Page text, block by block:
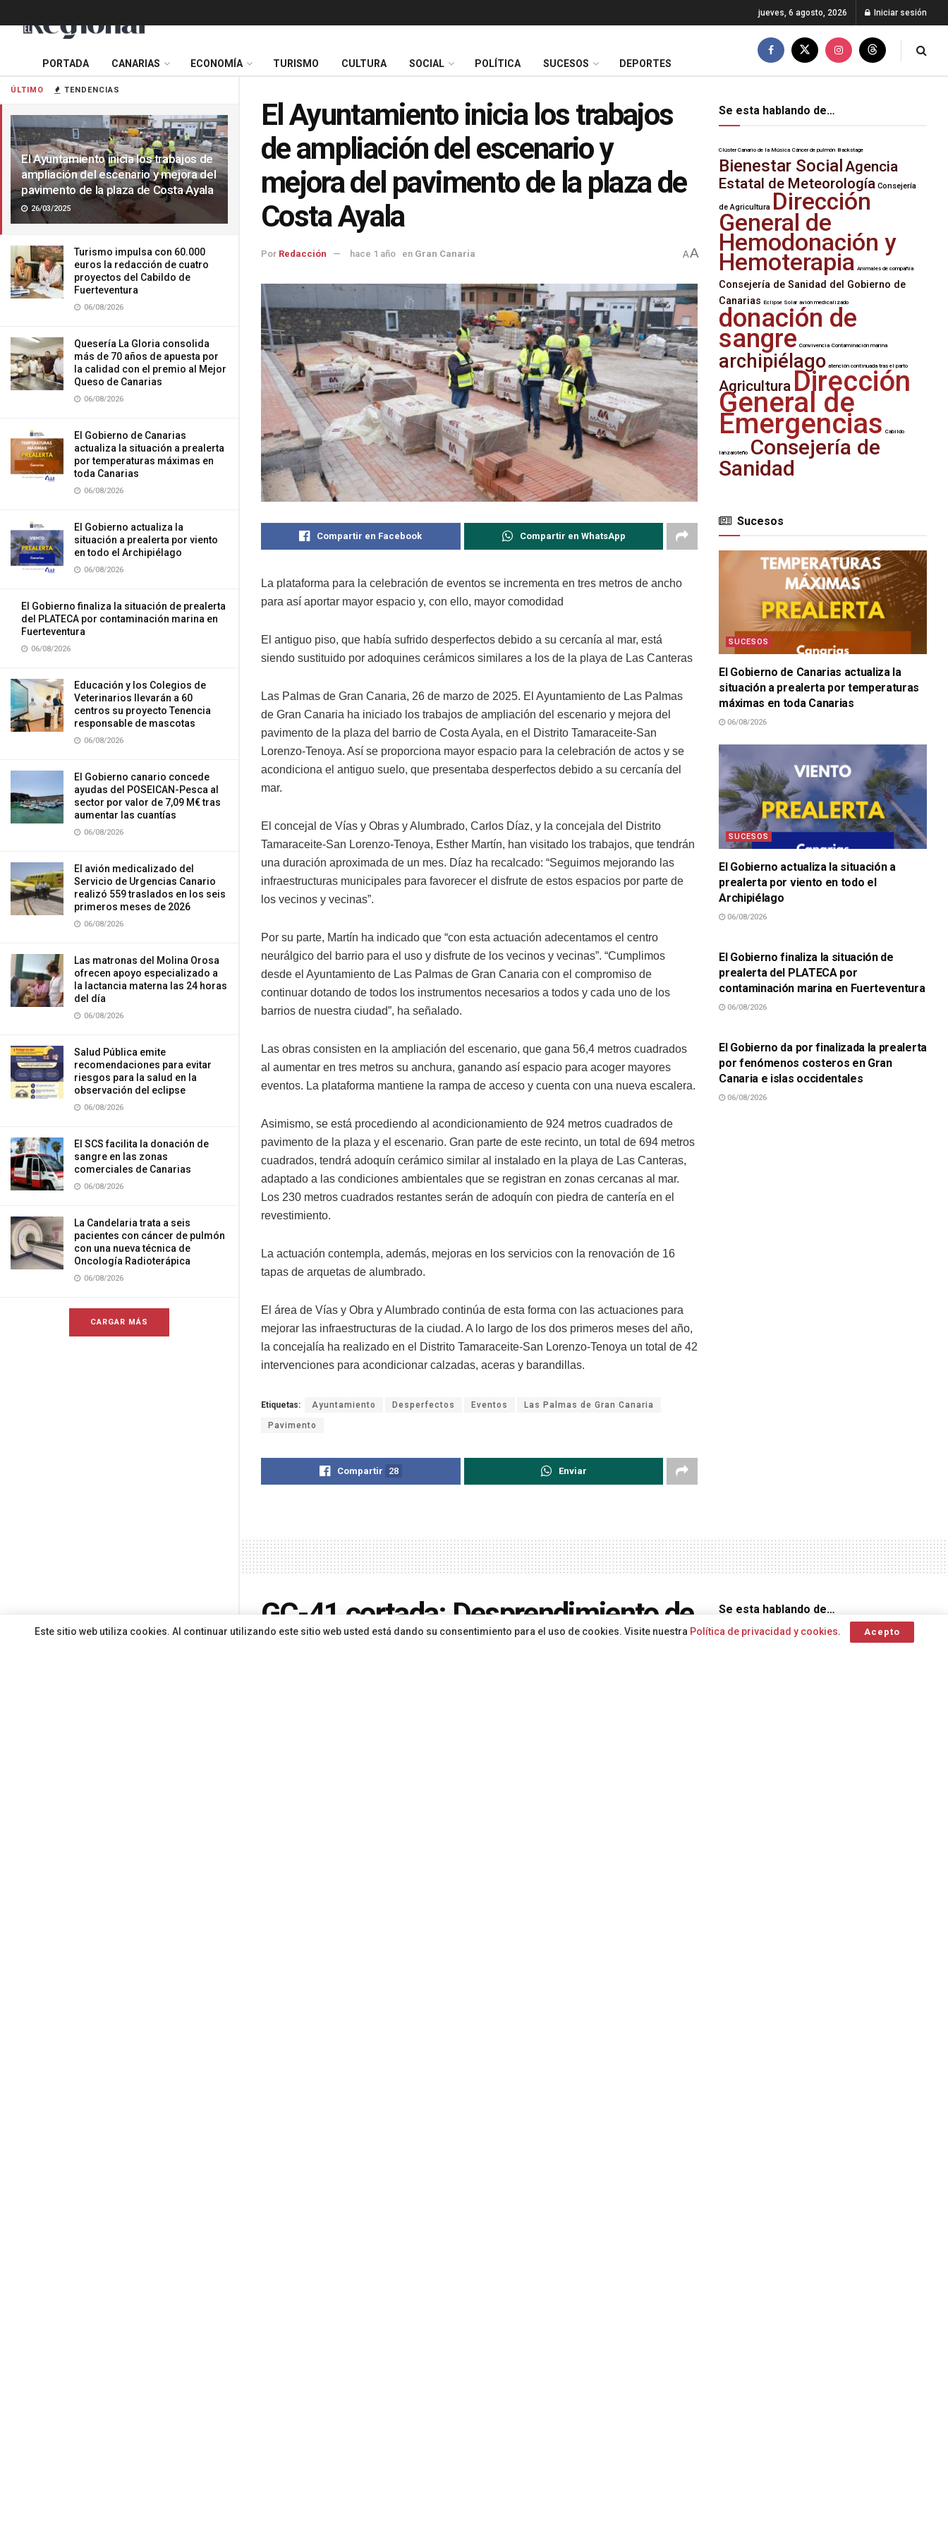
ÚLTIMO TENDENCIAS
El Ayuntamiento inicia los trabajos de
ampliación del escenario y mejora del
pavimento de la plaza de Costa Ayala
26/03/2025
Turismo impulsa con 60.000
euros la redacción de cuatro
proyectos del Cabildo de
Fuerteventura
06/08/2026
Quesería La Gloria consolida
más de 70 años de apuesta por
la calidad con el premio al Mejor
Queso de Canarias
06/08/2026
El Gobierno de Canarias
actualiza la situación a prealerta
por temperaturas máximas en
toda Canarias
06/08/2026
El Gobierno actualiza la
situación a prealerta por viento
en todo el Archipiélago
06/08/2026
El Gobierno finaliza la situación de prealerta
del PLATECA por contaminación marina en
Fuerteventura
06/08/2026
Educación y los Colegios de
Veterinarios llevarán a 60
centros su proyecto Tenencia
responsable de mascotas
06/08/2026
El Gobierno canario concede
ayudas del POSEICAN-Pesca al
sector por valor de 7,09 M€ tras
aumentar las cuantías
06/08/2026
El avión medicalizado del
Servicio de Urgencias Canario
realizó 559 traslados en los seis
primeros meses de 2026
06/08/2026
Las matronas del Molina Orosa
ofrecen apoyo especializado a
la lactancia materna las 24 horas
del día
06/08/2026
Salud Pública emite
recomendaciones para evitar
riesgos para la salud en la
observación del eclipse
06/08/2026
El SCS facilita la donación de
sangre en las zonas
comerciales de Canarias
06/08/2026
La Candelaria trata a seis
pacientes con cáncer de pulmón
con una nueva técnica de
Oncología Radioterápica
06/08/2026
CARGAR MÁS
jueves, 6 agosto, 2026 Iniciar sesión
PORTADA CANARIAS ECONOMÍA TURISMO CULTURA SOCIAL POLÍTICA SUCESOS DEPORTES
El Ayuntamiento inicia los trabajos
de ampliación del escenario y
mejora del pavimento de la plaza de
Costa Ayala
Por Redacción hace 1 año en Gran Canaria AA
Compartir en Facebook Compartir en WhatsApp
La plataforma para la celebración de eventos se incrementa en tres metros de ancho
para así aportar mayor espacio y, con ello, mayor comodidad
El antiguo piso, que había sufrido desperfectos debido a su cercanía al mar, está
siendo sustituido por adoquines cerámicos similares a los de la playa de Las Canteras
Las Palmas de Gran Canaria, 26 de marzo de 2025. El Ayuntamiento de Las Palmas
de Gran Canaria ha iniciado los trabajos de ampliación del escenario y mejora del
pavimento de la plaza del barrio de Costa Ayala, en el Distrito Tamaraceite-San
Lorenzo-Tenoya. Así se proporciona mayor espacio para la celebración de actos y se
acondiciona el antiguo suelo, que presentaba desperfectos debido a su cercanía del
mar.
El concejal de Vías y Obras y Alumbrado, Carlos Díaz, y la concejala del Distrito
Tamaraceite-San Lorenzo-Tenoya, Esther Martín, han visitado los trabajos, que tendrán
una duración aproximada de un mes. Díaz ha recalcado: “Seguimos mejorando las
infraestructuras municipales para favorecer el disfrute de estos espacios por parte de
los vecinos y vecinas”.
Por su parte, Martín ha indicado que “con esta actuación adecentamos el centro
neurálgico del barrio para el uso y disfrute de los vecinos y vecinas”. “Cumplimos
desde el Ayuntamiento de Las Palmas de Gran Canaria con el compromiso de
continuar dotando de todos los instrumentos necesarios a todos y cada uno de los
barrios de nuestra ciudad”, ha señalado.
Las obras consisten en la ampliación del escenario, que gana 56,4 metros cuadrados
al aumentar en tres metros su anchura, ganando así espacio para acoger mayores
eventos. La plataforma mantiene la rampa de acceso y cuenta con una nueva escalera.
Asimismo, se está procediendo al acondicionamiento de 924 metros cuadrados de
pavimento de la plaza y el escenario. Gran parte de este recinto, un total de 694 metros
cuadrados, tendrá adoquín cerámico similar al instalado en la playa de Las Canteras,
adaptado a las condiciones ambientales que se registran en zonas cercanas al mar.
Los 230 metros cuadrados restantes serán de adoquín con piedra de cantería en el
revestimiento.
La actuación contempla, además, mejoras en los servicios con la renovación de 16
tapas de arquetas de alumbrado.
El área de Vías y Obra y Alumbrado continúa de esta forma con las actuaciones para
mejorar las infraestructuras de la ciudad. A lo largo de los dos primeros meses del año,
la concejalía ha realizado en el Distrito Tamaraceite-San Lorenzo-Tenoya un total de 42
intervenciones para acondicionar calzadas, aceras y barandillas.
Etiquetas: Ayuntamiento Desperfectos Eventos Las Palmas de Gran Canaria
Pavimento
Compartir 28 Enviar
Se esta hablando de…
Clúster Canario de la Música Cáncer de pulmón Backstage
Bienestar Social Agencia
Estatal de Meteorología Consejería
de Agricultura Dirección
General de
Hemodonación y
Hemoterapia Animales de compañía
Consejería de Sanidad del Gobierno de
Canarias Eclipse Solar avión medicalizado
donación de
sangre Convivencia Contaminación marina
archipiélago atención continuada tras el parto
Agricultura Dirección
General de
Emergencias Cabildo
lanzaroteño Consejería de
Sanidad
Sucesos
SUCESOS
El Gobierno de Canarias actualiza la
situación a prealerta por temperaturas
máximas en toda Canarias
06/08/2026
SUCESOS
El Gobierno actualiza la situación a
prealerta por viento en todo el
Archipiélago
06/08/2026
El Gobierno finaliza la situación de
prealerta del PLATECA por
contaminación marina en Fuerteventura
06/08/2026
El Gobierno da por finalizada la prealerta
por fenómenos costeros en Gran
Canaria e islas occidentales
06/08/2026
GC-41 cortada: Desprendimiento de
rocas bloquea acceso a la zona alta
Se esta hablando de…
Este sitio web utiliza cookies. Al continuar utilizando este sitio web usted está dando su consentimiento para el uso de cookies. Visite nuestra Política de privacidad y cookies. Acepto